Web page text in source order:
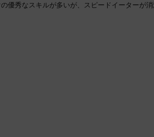
優秀なスキルが多いが、スピードイーターが